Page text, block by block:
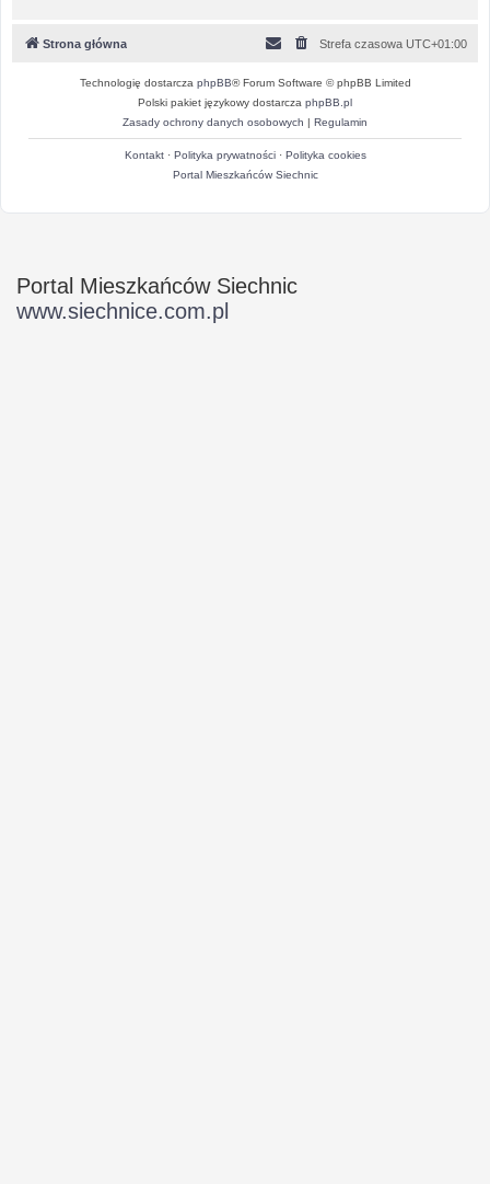
Strona główna Strefa czasowa UTC+01:00
Technologię dostarcza phpBB® Forum Software © phpBB Limited
Polski pakiet językowy dostarcza phpBB.pl
Zasady ochrony danych osobowych | Regulamin
Kontakt· Polityka prywatności· Polityka cookies
Portal Mieszkańców Siechnic
Portal Mieszkańców Siechnic
www.siechnice.com.pl